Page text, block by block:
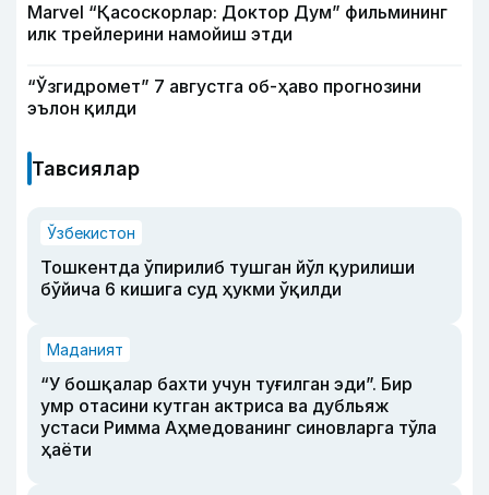
Marvel “Қасоскорлар: Доктор Дум” фильмининг
илк трейлерини намойиш этди
“Ўзгидромет” 7 августга об-ҳаво прогнозини
эълон қилди
Тавсиялар
Ўзбекистон
Тошкентда ўпирилиб тушган йўл қурилиши
бўйича 6 кишига суд ҳукми ўқилди
Маданият
“У бошқалар бахти учун туғилган эди”. Бир
умр отасини кутган актриса ва дубльяж
устаси Римма Аҳмедованинг синовларга тўла
ҳаёти